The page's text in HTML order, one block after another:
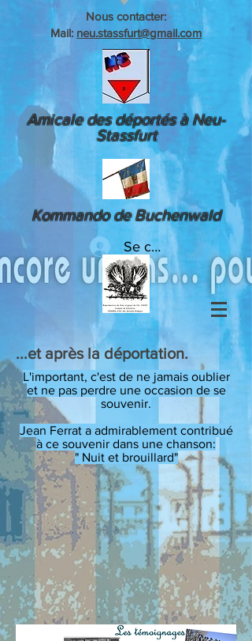
Nous contacter:
Mail: neu.stassfurt@gmail.com
Amicale des déportés à Neu-
Stassfurt
Kommando de Buchenwald
Se connecter
...et après la déportation.
L'important, c'est de ne jamais oublier
et ne pas perdre une occasion de se
souvenir.
Jean Ferrat a admirablement contribué
à ce souvenir dans une chanson:
" Nuit et brouillard"